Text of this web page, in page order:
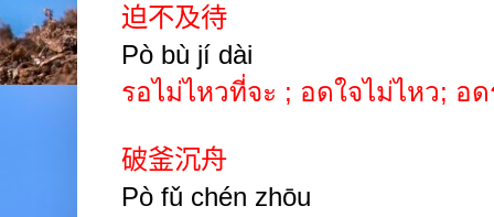
迫不及待
Pò bù jí dài
รอไม่ไหวที่จะ ; อดใจไม่ไหว; อ
破釜沉舟
Pò fǔ chén zhōu